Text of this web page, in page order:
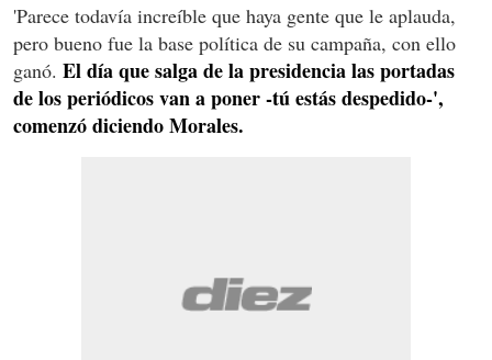
'Parece todavía increíble que haya gente que le aplauda,
pero bueno fue la base política de su campaña, con ello
ganó. El día que salga de la presidencia las portadas
de los periódicos van a poner -tú estás despedido-',
comenzó diciendo Morales.